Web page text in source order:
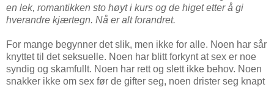
en lek, romantikken sto høyt i kurs og de higet etter å gi
hverandre kjærtegn. Nå er alt forandret.
For mange begynner det slik, men ikke for alle. Noen har sår
knyttet til det seksuelle. Noen har blitt forkynt at sex er noe
syndig og skamfullt. Noen har rett og slett ikke behov. Noen
snakker ikke om sex før de gifter seg, noen drister seg knapt